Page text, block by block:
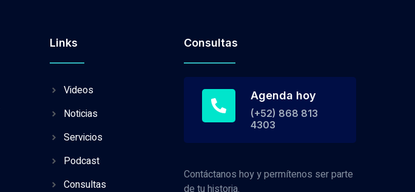
Links
Videos
Noticias
Servicios
Podcast
Consultas
Consultas
Agenda hoy
(+52) 868 813
4303
Contáctanos hoy y permítenos ser parte